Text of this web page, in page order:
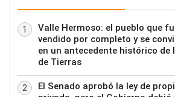
1
Valle Hermoso: el pueblo que
vendido por completo y se
en un antecedente histórico de
de Tierras
2
El Senado aprobó la ley de